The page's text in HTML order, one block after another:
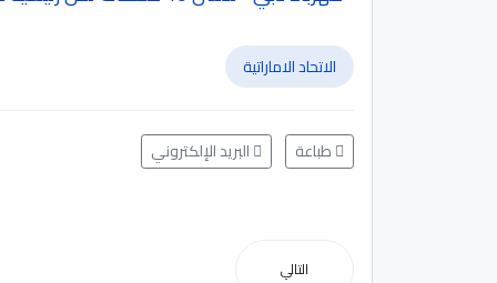
الاتحاد الاماراتية
طباعة البريد الإلكتروني
التالي